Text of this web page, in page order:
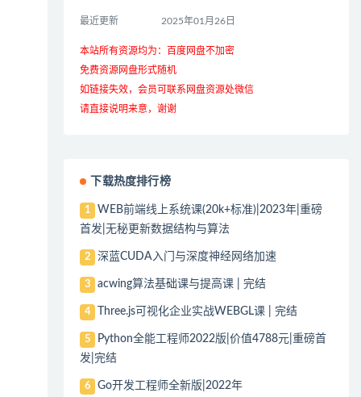
最近更新 2025年01月26日
本站所有资源均为：百度网盘不加密
免费资源网盘形式随机
如链接失效，会员可联系网盘资源处微信
请直接说明来意，谢谢
下载热度排行榜
1
WEB前端线上系统课(20k+标准)|2023年|重磅
首发|无秘更新数据结构与算法
2 深蓝CUDA入门与深度神经网络加速
3 acwing算法基础课与提高课 | 完结
4 Three.js可视化企业实战WEBGL课 | 完结
5
Python全能工程师2022版|价值4788元|重磅首
发|完结
6 Go开发工程师全新版|2022年